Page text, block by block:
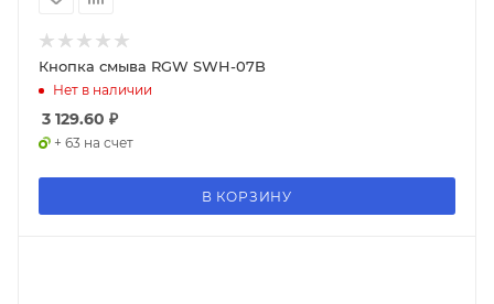
Кнопка смыва RGW SWH-07B
Нет в наличии
3 129.60 ₽
+ 63 на счет
В КОРЗИНУ